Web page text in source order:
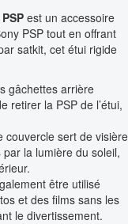
est un accessoire
PSP tout en offrant
satkit, cet étui rigide
gâchettes arrière
retirer la PSP de l’étui,
couvercle sert de visière
la lumière du soleil,
être utilisé
et des films sans les
le divertissement.